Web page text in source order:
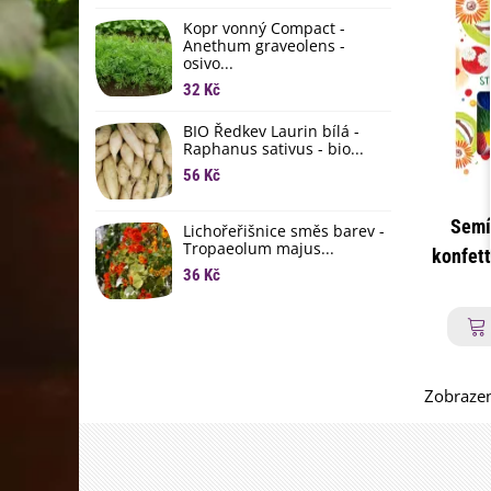
Kopr vonný Compact -
Anethum graveolens -
osivo...
32 Kč
BIO Ředkev Laurin bílá -
Raphanus sativus - bio...
56 Kč
Lichořeřišnice směs barev -
Tropaeolum majus...
36 Kč